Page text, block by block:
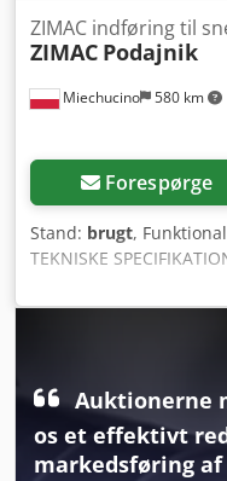
Miechucino 580 km
ZIMAC indføring til
ZIMAC Podajnik
Forespørge
Stand: brugt,
TEKNISKE
mm - maks. længde:
mm - maks.
0,75 kW -
justerbar via
- båndhastighed: 10 -
stålførruller - rullernes
bund: 900 mm -
/ 175 / 120 cm
Auktionerne
os et effektivt
markedsføring